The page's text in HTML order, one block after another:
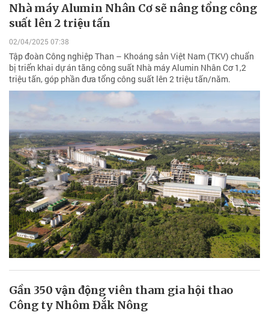
Nhà máy Alumin Nhân Cơ sẽ nâng tổng công
suất lên 2 triệu tấn
02/04/2025 07:38
Tập đoàn Công nghiệp Than – Khoáng sản Việt Nam (TKV) chuẩn
bị triển khai dự án tăng công suất Nhà máy Alumin Nhân Cơ 1,2
triệu tấn, góp phần đưa tổng công suất lên 2 triệu tấn/năm.
Gần 350 vận động viên tham gia hội thao
Công ty Nhôm Đắk Nông